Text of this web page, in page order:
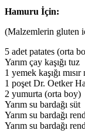
Hamuru İçin:
(Malzemlerin gluten
5 adet patates (orta
Yarım çay kaşığı tuz
1 yemek kaşığı mısır
1 poşet Dr. Oetker
2 yumurta (orta boy)
Yarım su bardağı süt
Yarım su bardağı
Yarım su bardağı